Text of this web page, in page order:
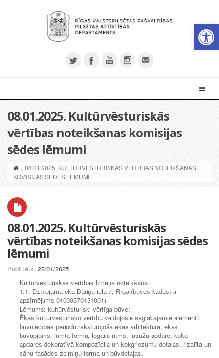
08.01.2025. Kultūrvēsturiskās
vērtības noteikšanas komisijas
sēdes lēmumi
/ 08.01.2025. KULTŪRVĒSTURISKĀS VĒRTĪBAS NOTEIKŠANAS
KOMISIJAS SĒDES LĒMUMI
08.01.2025. Kultūrvēsturiskās
vērtības noteikšanas komisijas sēdes
lēmumi
Publicēts: 22/01/2025
Kultūrvēsturiskās vērtības līmeņa noteikšana:
1.1. Dzīvojamā ēka Bāriņu ielā 7, Rīgā (būves kadastra
apzīmējums 01000570151001)
Lēmums: kultūrvēsturiski vērtīga būve;
Ēkas kultūrvēsturisko vērtību veidojošie saglabājamie elementi:
būvniecības periodu raksturojoša ēkas arhitektūra, ēkas
būvapjoms, jumta forma, logailu ritms, fasāžu apdare, koka
apdares dekoratīvā kompozīcija un kokgriezumu detaļas, rizalīta un
sānu fasādes zelmiņu forma un būvdetaļas.